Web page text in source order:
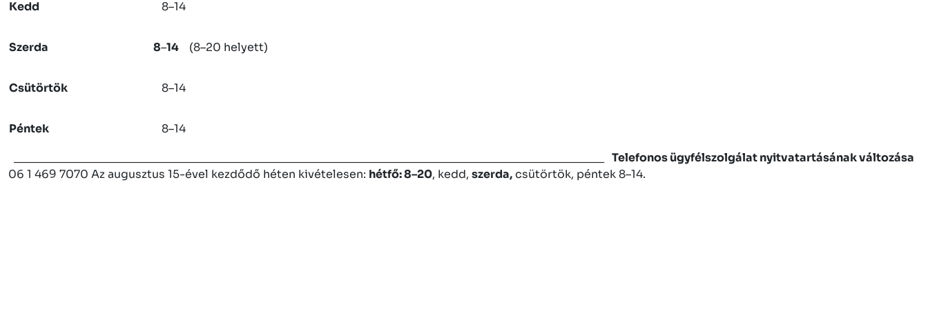
Kedd 8–14
Szerda 8–14 (8–20 helyett)
Csütörtök 8–14
Péntek
8–14
Telefonos ügyfélszolgálat nyitvatartásának változása
06 1 469 7070 Az augusztus 15-ével kezdődő héten kivételesen: hétfő: 8–20, kedd, szerda,csütörtök, péntek 8–14.